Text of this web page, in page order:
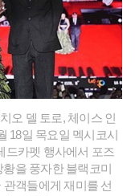
오 델 토로, 체이스 인
18일 목요일 멕시코시
드카펫 행사에서 포즈
을 풍자한 블랙코미
관객들에게 재미를 선